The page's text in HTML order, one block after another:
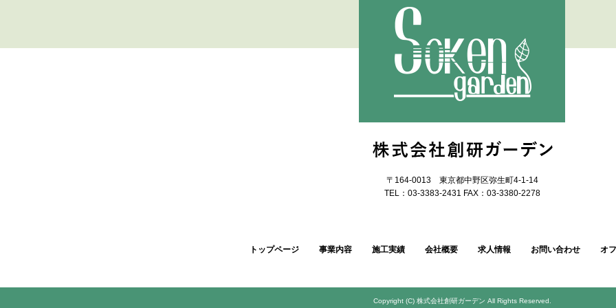
トップページ 事業内容 施工実績 会社概要 求人情報 お問い合わせ オ
〒164-0013 東京都中野区弥生町4-1-14
TEL：03-3383-2431 FAX：03-3380-2278
Copyright (C) 株式会社創研ガーデン All Rights Reserved.